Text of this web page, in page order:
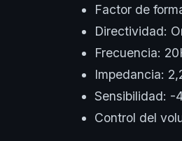
Factor de
Directividad:
Frecuencia:
Impedancia:
Sensibilidad: -
Control del